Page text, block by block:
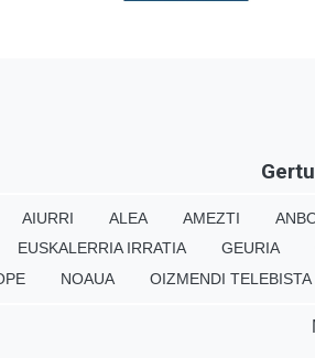
AIURRI ALEA AMEZTI
EUSKALERRIA IRRATIA GEURIA
NOAUA OIZMENDI TELEBISTA